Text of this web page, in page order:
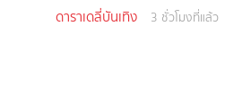
ดาราเดลี่บันเทิง 3 ชั่วโมงที่แล้ว